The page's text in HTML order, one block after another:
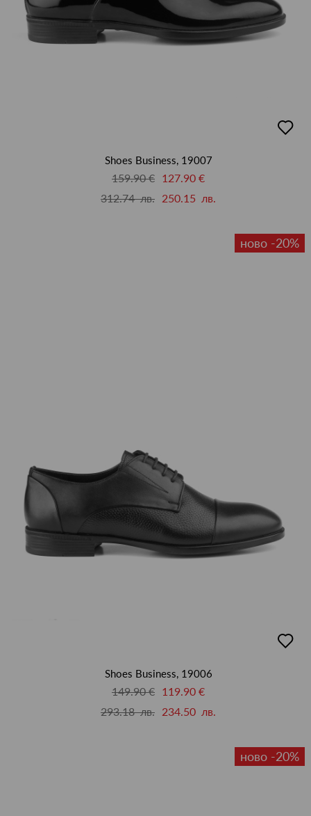
в
Shoes Business, 19007
159.90 € 127.90 €
312.74 лв. 250.15 лв.
ново -20%
в
Shoes Business, 19006
149.90 € 119.90 €
293.18 лв. 234.50 лв.
ново -20%